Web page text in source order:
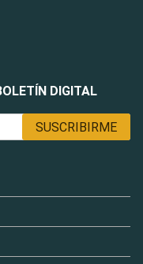
DIGITAL